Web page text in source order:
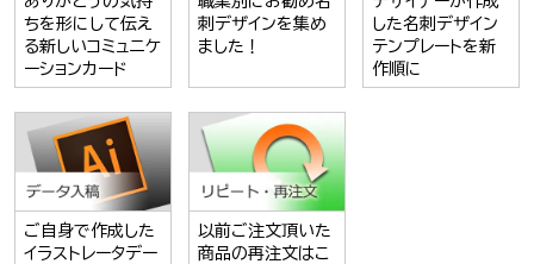
ちを形にして伝え
る新しいコミュニケ
ーションカード
刺デザインを集め
ました！
した名刺デザイン
テンプレートを新
作順に
ご自身で作成した
イラストレータデー
以前ご注文頂いた
商品の再注文はこ